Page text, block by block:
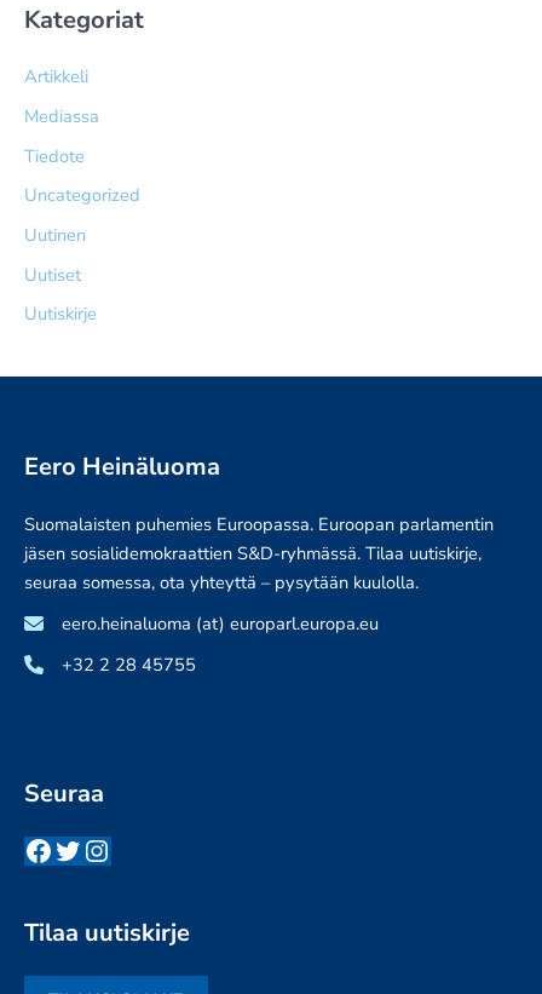
Kategoriat
Artikkeli
Mediassa
Tiedote
Uncategorized
Uutinen
Uutiset
Uutiskirje
Eero Heinäluoma
Suomalaisten puhemies Euroopassa. Euroopan parlamentin
jäsen sosialidemokraattien S&D-ryhmässä. Tilaa uutiskirje,
seuraa somessa, ota yhteyttä – pysytään kuulolla.
eero.heinaluoma (at) europarl.europa.eu
+32 2 28 45755
Seuraa
Facebook
Twitter
Instagram
Tilaa uutiskirje